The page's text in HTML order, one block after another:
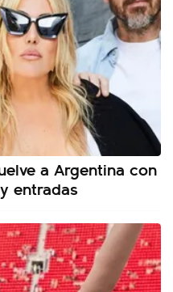
a Argentina con
entradas